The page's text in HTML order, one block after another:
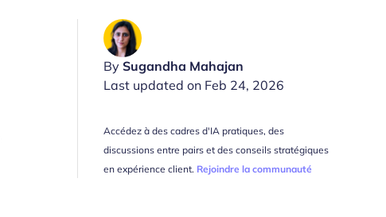
By Sugandha Mahajan
Last updated on Feb 24, 2026
Accédez à des cadres d'IA pratiques, des
discussions entre pairs et des conseils stratégiques
en expérience client. Rejoindre la communauté